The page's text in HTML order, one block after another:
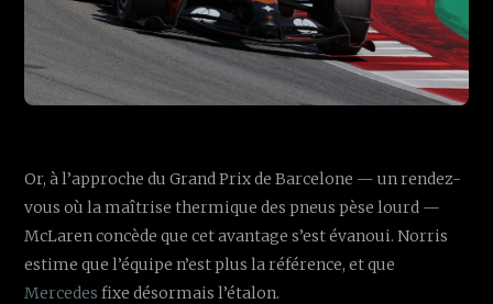
Or, à l’approche du Grand Prix de Barcelone — un rendez-
vous où la maîtrise thermique des pneus pèse lourd —
McLaren concède que cet avantage s’est évanoui. Norris
estime que l’équipe n’est plus la référence, et que
Mercedes fixe désormais l’étalon.